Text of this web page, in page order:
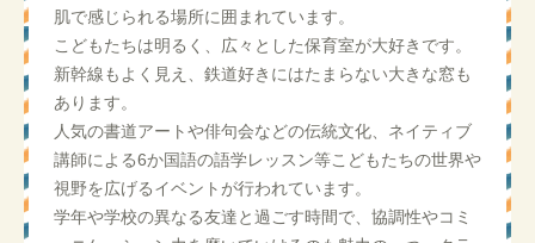
肌で感じられる場所に囲まれています。
こどもたちは明るく、広々とした保育室が大好きです。
新幹線もよく見え、鉄道好きにはたまらない大きな窓も
あります。
人気の書道アートや俳句会などの伝統文化、ネイティブ
講師による6か国語の語学レッスン等こどもたちの世界や
視野を広げるイベントが行われています。
学年や学校の異なる友達と過ごす時間で、協調性やコミ